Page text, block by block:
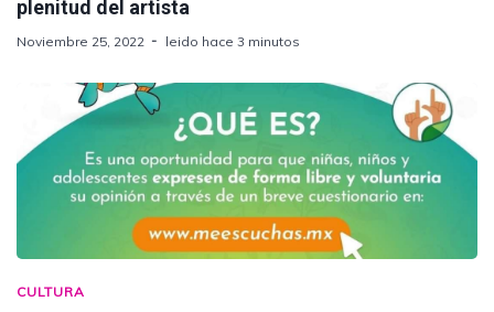
plenitud del artista
Noviembre 25, 2022 leido hace 3 minutos
CULTURA